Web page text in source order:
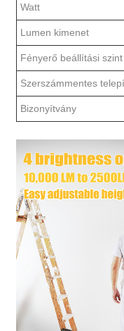
Watt
Lumen kimenet
Fényerő beállítási szint
Szerszámmentes
Bizonyítvány